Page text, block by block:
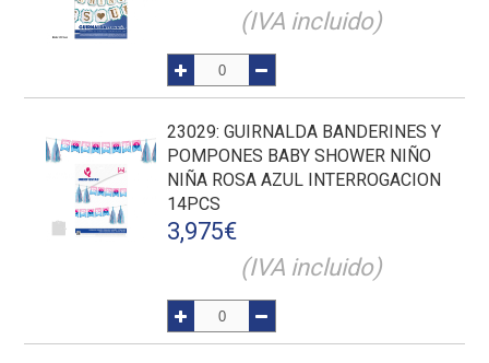
(IVA incluido)
23029: GUIRNALDA BANDERINES Y
POMPONES BABY SHOWER NIÑO
NIÑA ROSA AZUL INTERROGACION
14PCS
3,975€
(IVA incluido)